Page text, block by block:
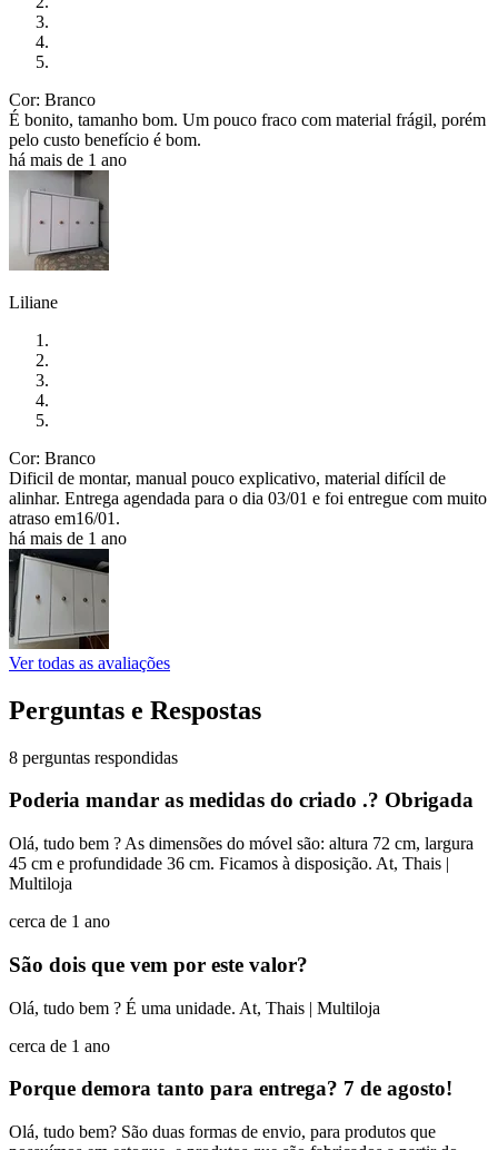
Cor: Branco
É bonito, tamanho bom. Um pouco fraco com material frágil, porém
pelo custo benefício é bom.
há mais de 1 ano
Liliane
Cor: Branco
Dificil de montar, manual pouco explicativo, material difícil de
alinhar. Entrega agendada para o dia 03/01 e foi entregue com muito
atraso em16/01.
há mais de 1 ano
Ver todas as avaliações
Perguntas e Respostas
8 perguntas respondidas
Poderia mandar as medidas do criado .? Obrigada
Olá, tudo bem ? As dimensões do móvel são: altura 72 cm, largura
45 cm e profundidade 36 cm. Ficamos à disposição. At, Thais |
Multiloja
cerca de 1 ano
São dois que vem por este valor?
Olá, tudo bem ? É uma unidade. At, Thais | Multiloja
cerca de 1 ano
Porque demora tanto para entrega? 7 de agosto!
Olá, tudo bem? São duas formas de envio, para produtos que